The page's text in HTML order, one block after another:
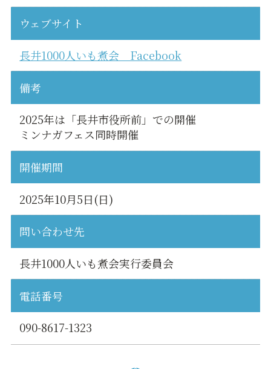
ウェブサイト
長井1000人いも煮会 Facebook
備考
2025年は「長井市役所前」での開催
ミンナガフェス同時開催
開催期間
2025年10月5日(日)
問い合わせ先
長井1000人いも煮会実行委員会
電話番号
090-8617-1323